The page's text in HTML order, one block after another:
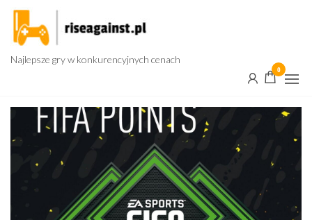
Przejdź
treści
Najlepsze gry w konkurencyjnych cenach
0